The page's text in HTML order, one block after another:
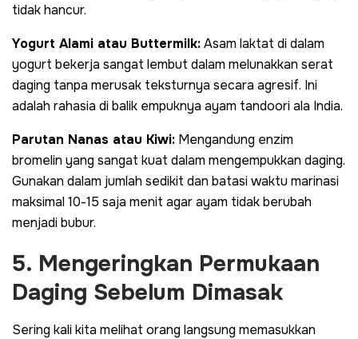
tidak hancur.
Yogurt Alami atau Buttermilk:Asam laktat di dalam
yogurt bekerja sangat lembut dalam melunakkan serat
daging tanpa merusak teksturnya secara agresif. Ini
adalah rahasia di balik empuknya ayam tandoori ala India.
Parutan Nanas atau Kiwi: Mengandung enzim
bromelin yang sangat kuat dalam mengempukkan daging.
Gunakan dalam jumlah sedikit dan batasi waktu marinasi
maksimal 10-15 saja menit agar ayam tidak berubah
menjadi bubur.
5. Mengeringkan Permukaan
Daging Sebelum Dimasak
Sering kali kita melihat orang langsung memasukkan